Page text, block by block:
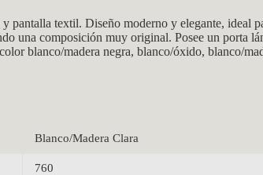
textil. Diseño moderno y elegante, ideal
una composición muy original. Posee un porta
blanco/madera negra, blanco/óxido, blanco/
Blanco/Madera Clara
760